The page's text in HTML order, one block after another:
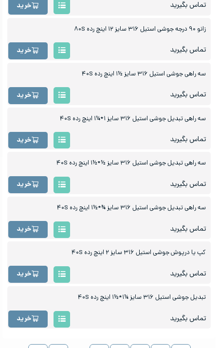
تماس بگیرید خرید
زانو ۹۰ درجه جوشی استیل ۳۱۶ سایز ۱۲ اینچ رده ۸۰S
تماس بگیرید خرید
سه راهی جوشی استیل ۳۱۶ سایز ½۱ اینچ رده ۴۰S
تماس بگیرید خرید
سه راهی تبدیل جوشی استیل ۳۱۶ سایز ۱*¼۱ اینچ رده ۴۰S
تماس بگیرید خرید
سه راهی تبدیل جوشی استیل ۳۱۶ سایز ½*½۱ اینچ رده ۴۰S
تماس بگیرید خرید
سه راهی تبدیل جوشی استیل ۳۱۶ سایز ¾*½۱ اینچ رده ۴۰S
تماس بگیرید خرید
کپ یا درپوش جوشی استیل ۳۱۶ سایز ۲ اینچ رده ۴۰S
تماس بگیرید خرید
تبدیل جوشی استیل ۳۱۶ سایز ¼۱*½۱ اینچ رده ۴۰S
تماس بگیرید خرید